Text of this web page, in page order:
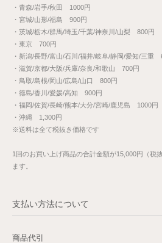
・青森/岩手/秋田 1000円
・宮城/山形/福島 900円
・茨城/栃木/群馬/埼玉/千葉/神奈川/山梨 800円
・東京 700円
・新潟/長野/富山/石川/福井/岐阜/静岡/愛知/三重
・滋賀/京都/大阪/兵庫/奈良/和歌山 700円
・鳥取/島根/岡山/広島/山口 800円
・徳島/香川/愛媛/高知 900円
・福岡/佐賀/長崎/熊本/大分/宮崎/鹿児島 1000円
・沖縄 1,300円
※送料は全て税抜き価格です
1回のお買い上げ商品の合計金額が15,000円（税
ます。
支払い方法について
商品代引